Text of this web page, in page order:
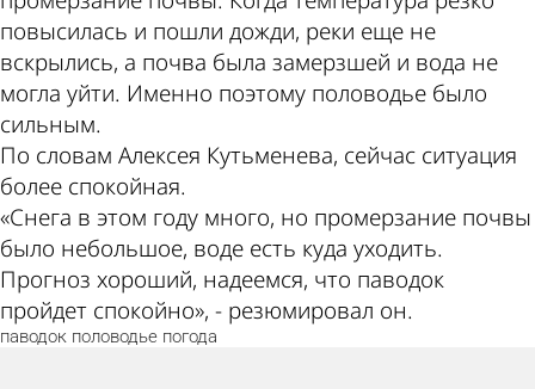
повысилась и пошли дожди, реки еще не
вскрылись, а почва была замерзшей и вода не
могла уйти. Именно поэтому половодье было
сильным.
По словам Алексея Кутьменева, сейчас ситуация
более спокойная.
«Снега в этом году много, но промерзание почвы
было небольшое, воде есть куда уходить.
Прогноз хороший, надеемся, что паводок
пройдет спокойно», - резюмировал он.
паводок половодье погода